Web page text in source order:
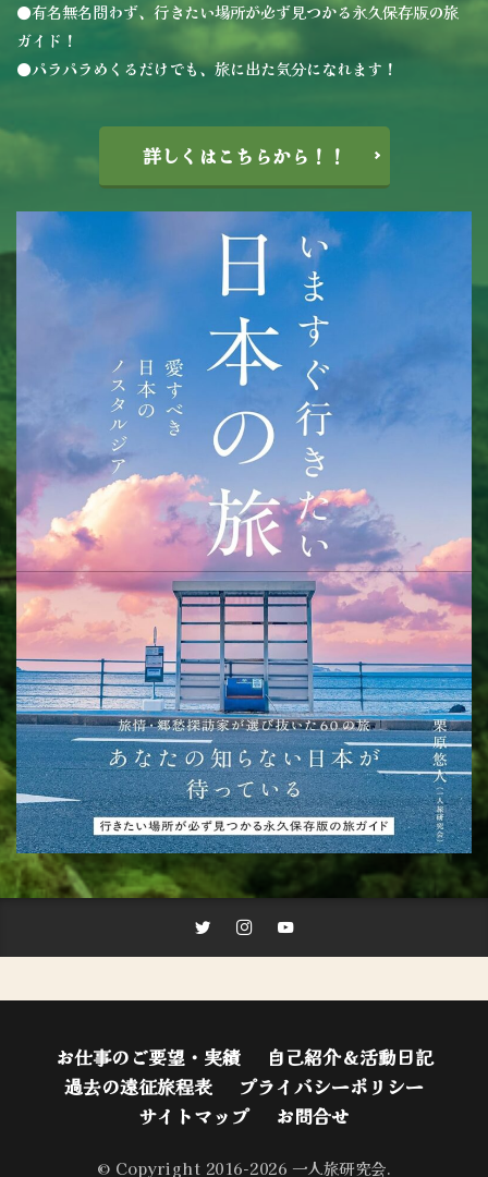
●有名無名問わず、行きたい場所が必ず見つかる永久保存版の旅
ガイド！
●パラパラめくるだけでも、旅に出た気分になれます！
詳しくはこちらから！！
お仕事のご要望・実績
自己紹介＆活動日記
過去の遠征旅程表
プライバシーポリシー
サイトマップ
お問合せ
© Copyright 2016-2026 一人旅研究会.